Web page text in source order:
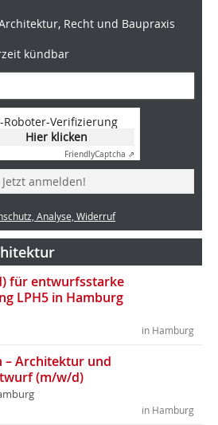
Recht und Baupraxis
kündbar
Roboter-Verifizierung
Hier klicken
FriendlyCaptcha ⇗
Jetzt anmelden!
Analyse, Widerruf
für entwurfsstarke
LPH5 in Hamburg
in Hamburg
– Architektur und
(m/w/d)
in Hamburg